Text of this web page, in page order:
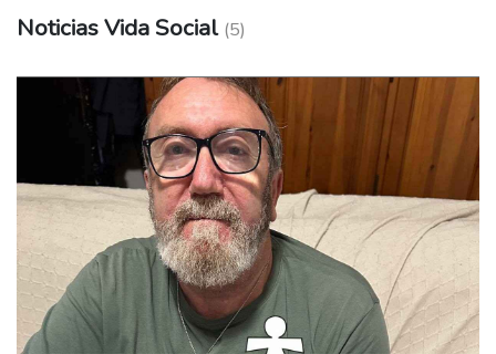
Noticias Vida Social (5)